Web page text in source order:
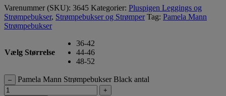
Varenummer (SKU): 3645 Kategorier: Pluspigen Leggings og
Strømpebukser, Strømpebukser og Strømper Tag: Pamela Mann
Strømpebukser
Vælg Størrelse
36-42
44-46
48-52
– Pamela Mann Strømpebukser Black antal
+